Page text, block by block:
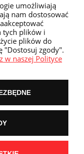
umożliwiają
nam dostosować
tych plików i
plików do
"Dostosuj zgody".
w naszej Polityce